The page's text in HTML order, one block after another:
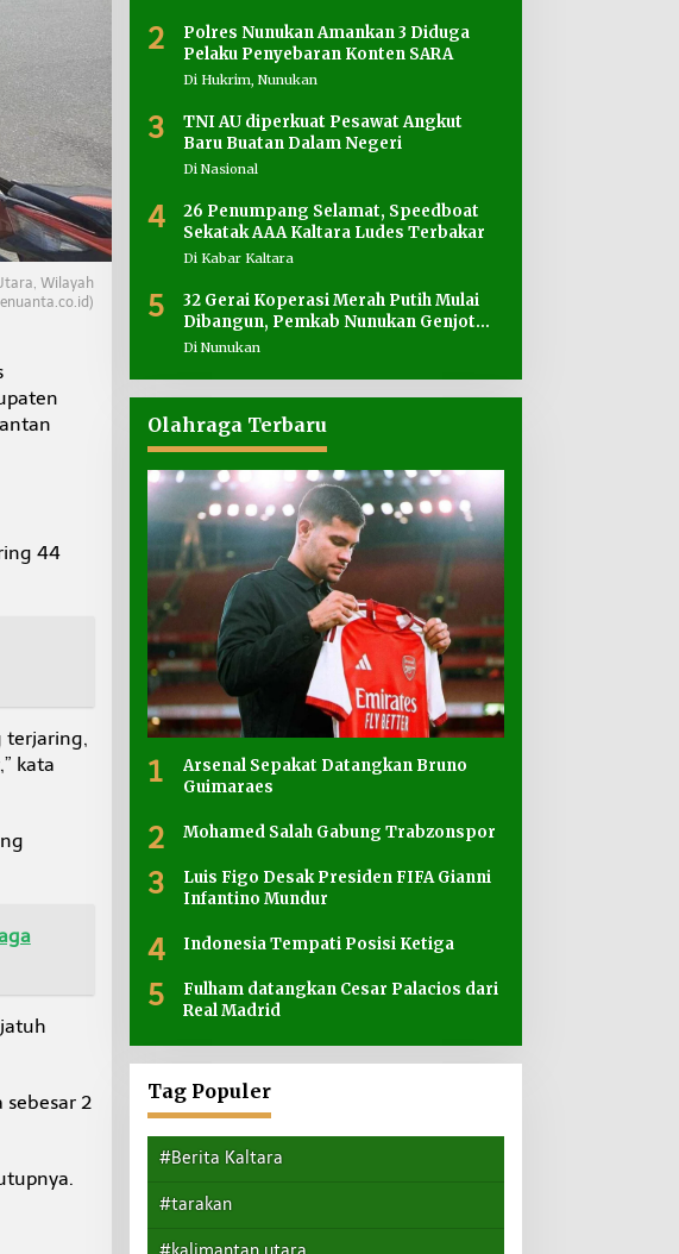
Wilayah
44
terjaring,
kata
2
2
Polres Nunukan Amankan 3 Diduga
Pelaku Penyebaran Konten SARA
Di Hukrim, Nunukan
3
TNI AU diperkuat Pesawat Angkut
Baru Buatan Dalam Negeri
Di Nasional
4
26 Penumpang Selamat, Speedboat
Sekatak AAA Kaltara Ludes Terbakar
Di Kabar Kaltara
5
32 Gerai Koperasi Merah Putih Mulai
Dibangun, Pemkab Nunukan Genjot
Penyediaan Lahan
Di Nunukan
Olahraga Terbaru
1
Arsenal Sepakat Datangkan Bruno
Guimaraes
2 Mohamed Salah Gabung Trabzonspor
3
Luis Figo Desak Presiden FIFA Gianni
Infantino Mundur
4 Indonesia Tempati Posisi Ketiga
5
Fulham datangkan Cesar Palacios dari
Real Madrid
Tag Populer
#Berita Kaltara
#tarakan